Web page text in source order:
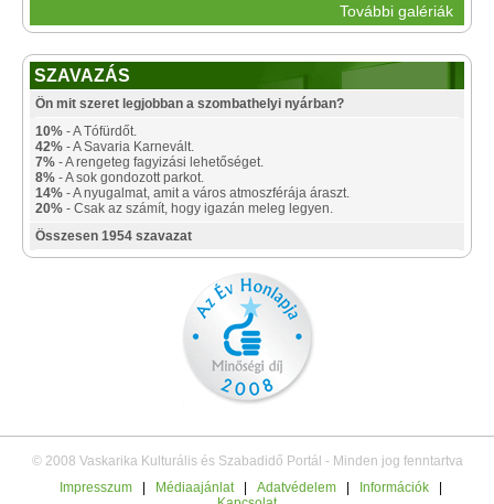
További galériák
SZAVAZÁS
Ön mit szeret legjobban a szombathelyi nyárban?
10% - A Tófürdőt.
42% - A Savaria Karnevált.
7% - A rengeteg fagyizási lehetőséget.
8% - A sok gondozott parkot.
14% - A nyugalmat, amit a város atmoszférája áraszt.
20% - Csak az számít, hogy igazán meleg legyen.
Összesen 1954 szavazat
© 2008 Vaskarika Kulturális és Szabadidő Portál - Minden jog fenntartva
Impresszum
Médiaajánlat Adatvédelem Információk